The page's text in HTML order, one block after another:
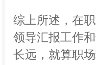
综上所述，在
领导汇报工作
长远，就算职